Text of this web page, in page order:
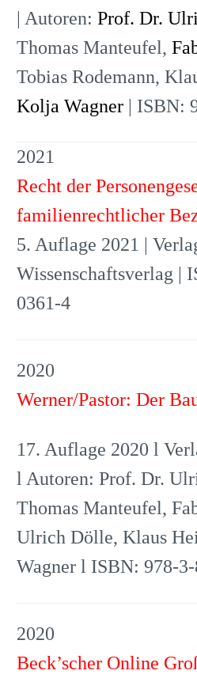
| Autoren: Prof. Dr.
Thomas Manteufel,
Tobias Rodemann,
Kolja Wagner | ISBN:
2021
Recht der
familienrechtlicher
5. Auflage 2021 |
Wissenschaftsverlag |
0361-4
2020
Werner/Pastor: Der
17. Auflage 2020 l
l Autoren: Prof. Dr.
Thomas Manteufel,
Ulrich Dölle, Klaus
Wagner l ISBN: 978-
2020
Beck’scher Online